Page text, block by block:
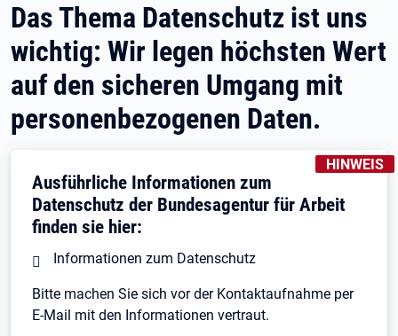
Das Thema Datenschutz ist uns
wichtig: Wir legen höchsten Wert
auf den sicheren Umgang mit
personenbezogenen Daten.
HINWEIS
Ausführliche Informationen zum
Datenschutz der Bundesagentur für Arbeit
finden sie hier:
Informationen zum Datenschutz
Bitte machen Sie sich vor der Kontaktaufnahme per
E-Mail mit den Informationen vertraut.